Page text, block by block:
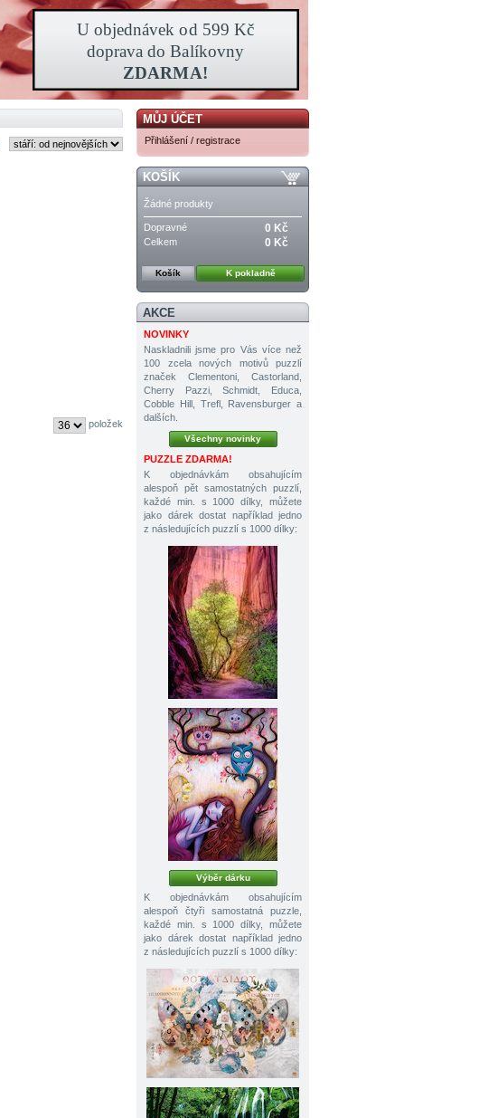
položek
MŮJ ÚČET
Přihlášení / registrace
KOŠÍK
Žádné produkty
Dopravné 0 Kč
Celkem 0 Kč
Košík K pokladně
AKCE
NOVINKY
Naskladnili jsme pro Vás více než
100 zcela nových motivů puzzlí
značek Clementoni, Castorland,
Cherry Pazzi, Schmidt, Educa,
Cobble Hill, Trefl, Ravensburger a
dalších.
Všechny novinky
PUZZLE ZDARMA!
K objednávkám obsahujícím
alespoň pět samostatných puzzlí,
každé min. s 1000 dílky, můžete
jako dárek dostat například jedno
z následujících puzzlí s 1000 dílky:
Výběr dárku
K objednávkám obsahujícím
alespoň čtyři samostatná puzzle,
každé min. s 1000 dílky, můžete
jako dárek dostat například jedno
z následujících puzzlí s 1000 dílky: